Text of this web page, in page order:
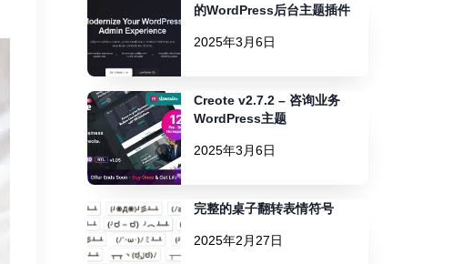
的WordPress后台主题插件
2025年3月6日
Creote v2.7.2 – 咨询业务
WordPress主题
2025年3月6日
完整的桌子翻转表情符号
2025年2月27日